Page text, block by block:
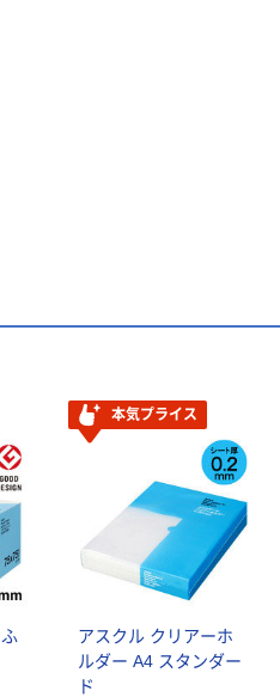
本気プライス
アスクル クリアーホ
ルダー A4 スタンダー
ド